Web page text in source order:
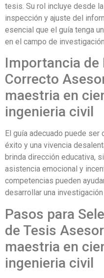
tesis. Su rol incluye desde
inspección y ajuste del
esencial que el guía tenga
en el campo de
Importancia de
Correcto
maestria en
ingenieria civil
El guía adecuado puede
éxito y una vivencia
brinda dirección educativa,
asistencia emocional y
competencias pueden
desarrollar una
Pasos para
de Tesis
maestria en
ingenieria civil